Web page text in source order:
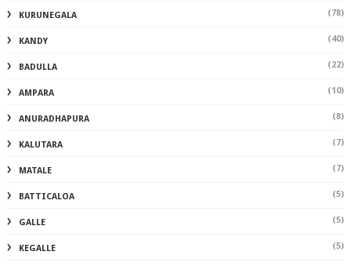
KURUNEGALA (78)
KANDY (40)
BADULLA (22)
AMPARA (10)
ANURADHAPURA (8)
KALUTARA (7)
MATALE (7)
BATTICALOA (5)
GALLE (5)
KEGALLE (5)